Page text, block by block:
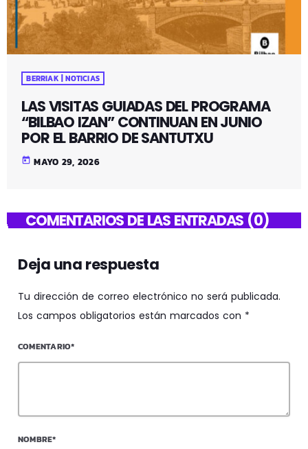
BERRIAK | NOTICIAS
LAS VISITAS GUIADAS DEL PROGRAMA
“BILBAO IZAN” CONTINUAN EN JUNIO
POR EL BARRIO DE SANTUTXU
today MAYO 29, 2026
COMENTARIOS DE LAS ENTRADAS (0)
Deja una respuesta
Tu dirección de correo electrónico no será publicada.
Los campos obligatorios están marcados con *
COMENTARIO*
NOMBRE*